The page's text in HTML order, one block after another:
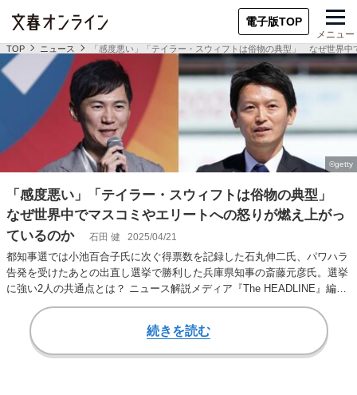
電子版TOP
メニュー
TOP ニュース 「感度悪い」「テイラー・スウィフトは俗物の典型」 なぜ世界
「感度悪い」「テイラー・スウィフトは俗物の典型」
なぜ世界中でマスコミやエリートへの怒りが燃え上がっ
ているのか
石田 健 2025/04/21
都知事選では小池百合子氏に次ぐ得票数を記録した石丸伸二氏、パワハラ
告発を受けたあとの出直し選挙で勝利した兵庫県知事の斎藤元彦氏。選挙
に強い2人の共通点とは？ ニュース解説メディア『The HEADLINE』編集
続きを読む